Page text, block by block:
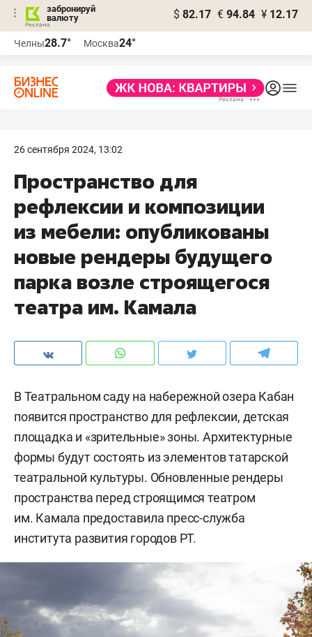
забронируй
валюту
$ 82.17 € 94.84 ¥ 12.17
Челны28.7° Москва24°
26 сентября 2024, 13:02
Пространство для
рефлексии и композиции
из мебели: опубликованы
новые рендеры будущего
парка возле строящегося
театра им. Камала
В Театральном саду на набережной озера Кабан
появится пространство для рефлексии, детская
площадка и «зрительные» зоны. Архитектурные
формы будут состоять из элементов татарской
театральной культуры. Обновленные рендеры
пространства перед строящимся театром
им. Камала предоставила пресс-служба
института развития городов РТ.